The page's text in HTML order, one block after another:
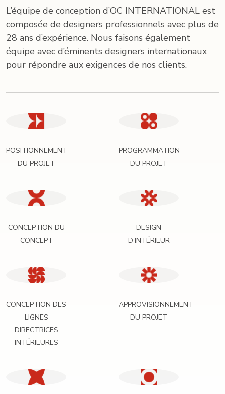
L’équipe de conception d’OC INTERNATIONAL est
composée de designers professionnels avec plus de
28 ans d’expérience. Nous faisons également
équipe avec d’éminents designers internationaux
pour répondre aux exigences de nos clients.
POSITIONNEMENT
DU PROJET
PROGRAMMATION
DU PROJET
CONCEPTION DU
CONCEPT
DESIGN
D’INTÉRIEUR
CONCEPTION DES
LIGNES
DIRECTRICES
INTÉRIEURES
APPROVISIONNEMENT
DU PROJET